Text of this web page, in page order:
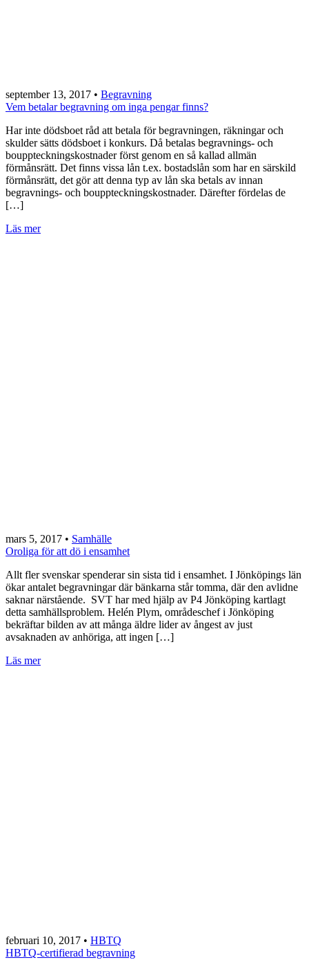
september 13, 2017 • Begravning
Vem betalar begravning om inga pengar finns?
Har inte dödsboet råd att betala för begravningen, räkningar och
skulder sätts dödsboet i konkurs. Då betalas begravnings- och
bouppteckningskostnader först genom en så kallad allmän
förmånsrätt. Det finns vissa lån t.ex. bostadslån som har en särskild
förmånsrätt, det gör att denna typ av lån ska betals av innan
begravnings- och bouppteckningskostnader. Därefter fördelas de
[…]
Läs mer
mars 5, 2017 • Samhälle
Oroliga för att dö i ensamhet
Allt fler svenskar spenderar sin sista tid i ensamhet. I Jönköpings län
ökar antalet begravningar där bänkarna står tomma, där den avlidne
saknar närstående. SVT har med hjälp av P4 Jönköping kartlagt
detta samhällsproblem. Helén Plym, områdeschef i Jönköping
bekräftar bilden av att många äldre lider av ångest av just
avsaknaden av anhöriga, att ingen […]
Läs mer
februari 10, 2017 • HBTQ
HBTQ-certifierad begravning